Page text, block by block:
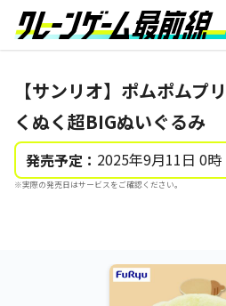
【サンリオ】ポムポムプ
くぬく超BIGぬいぐるみ
発売予定： 2025年9月11日 0時
※実際の発売日はサービスをご確認ください。